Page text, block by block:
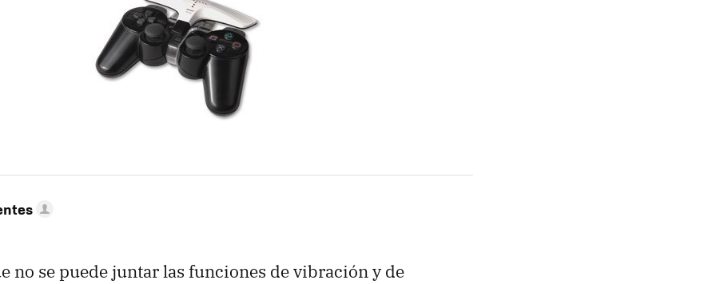
no se puede juntar las funciones de vibración y de